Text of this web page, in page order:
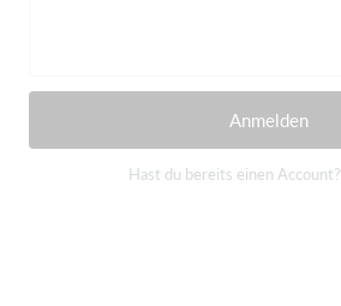
Anmelden
Hast du bereits einen Account?